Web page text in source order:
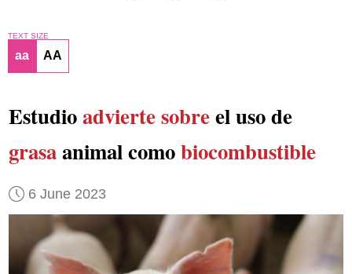
TEXT SIZE
aa AA
Estudioadvierte sobreel uso de
grasaanimal comobiocombustible
6 June 2023